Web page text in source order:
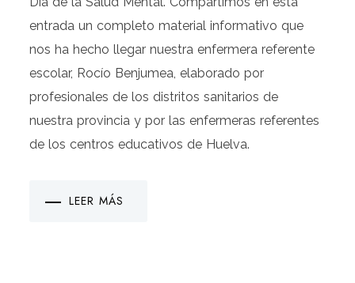
entrada un completo material informativo que
nos ha hecho llegar nuestra enfermera referente
escolar, Rocío Benjumea, elaborado por
profesionales de los distritos sanitarios de
nuestra provincia y por las enfermeras referentes
de los centros educativos de Huelva.
LEER MÁS